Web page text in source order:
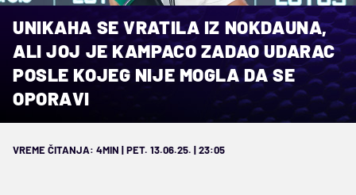
UNIKAHA SE VRATILA IZ NOKDAUNA,
ALI JOJ JE KAMPACO ZADAO UDARAC
POSLE KOJEG NIJE MOGLA DA SE
OPORAVI
VREME ČITANJA: 4MIN | PET. 13.06.25. | 23:05